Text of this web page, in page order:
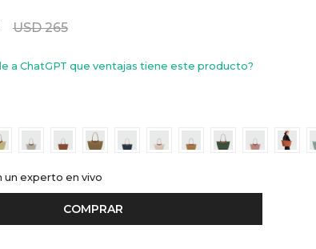
USD 265
a ChatGPT que ventajas tiene este producto?
un experto en vivo
COMPRAR